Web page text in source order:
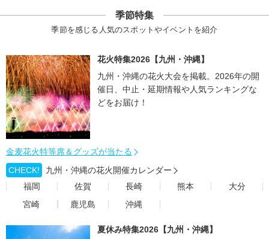
季節特集
季節を感じる人気のスポットやイベントを紹介
花火特集2026【九州・沖縄】
九州・沖縄の花火大会を掲載。2026年の開
催日、中止・延期情報や人気ランキングな
どをお届け！
金麦花火特等席＆グッズが当たる
CHECK!
九州・沖縄の花火開催カレンダー
福岡
佐賀 長崎 熊本
大分
宮崎
鹿児島 沖縄
夏休み特集2026【九州・沖縄】